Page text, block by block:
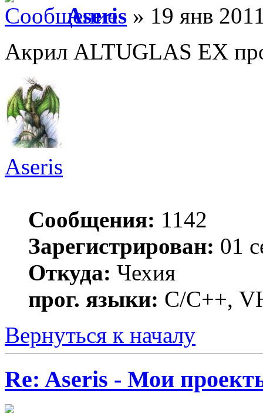
Aseris » 19 янв
Акрил ALTUGLAS EX
Aseris
Сообщения: 1142
Зарегистрирован: 01
Откуда: Чехия
прог. языки: C/С++,
Вернуться к началу
Re: Aseris - Мои